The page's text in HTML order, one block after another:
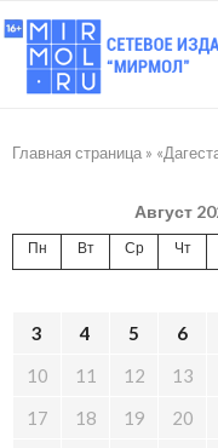
Главная страница »
Август
Пн Вт Ср Чт
3
4 5 6
10
11 12 13
17
18 19 20